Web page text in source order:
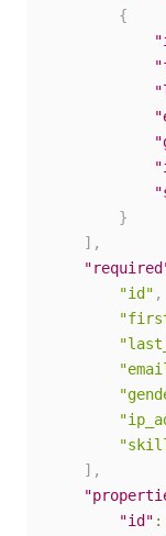
{
}
] ,
"id" ,
] ,
"id" :